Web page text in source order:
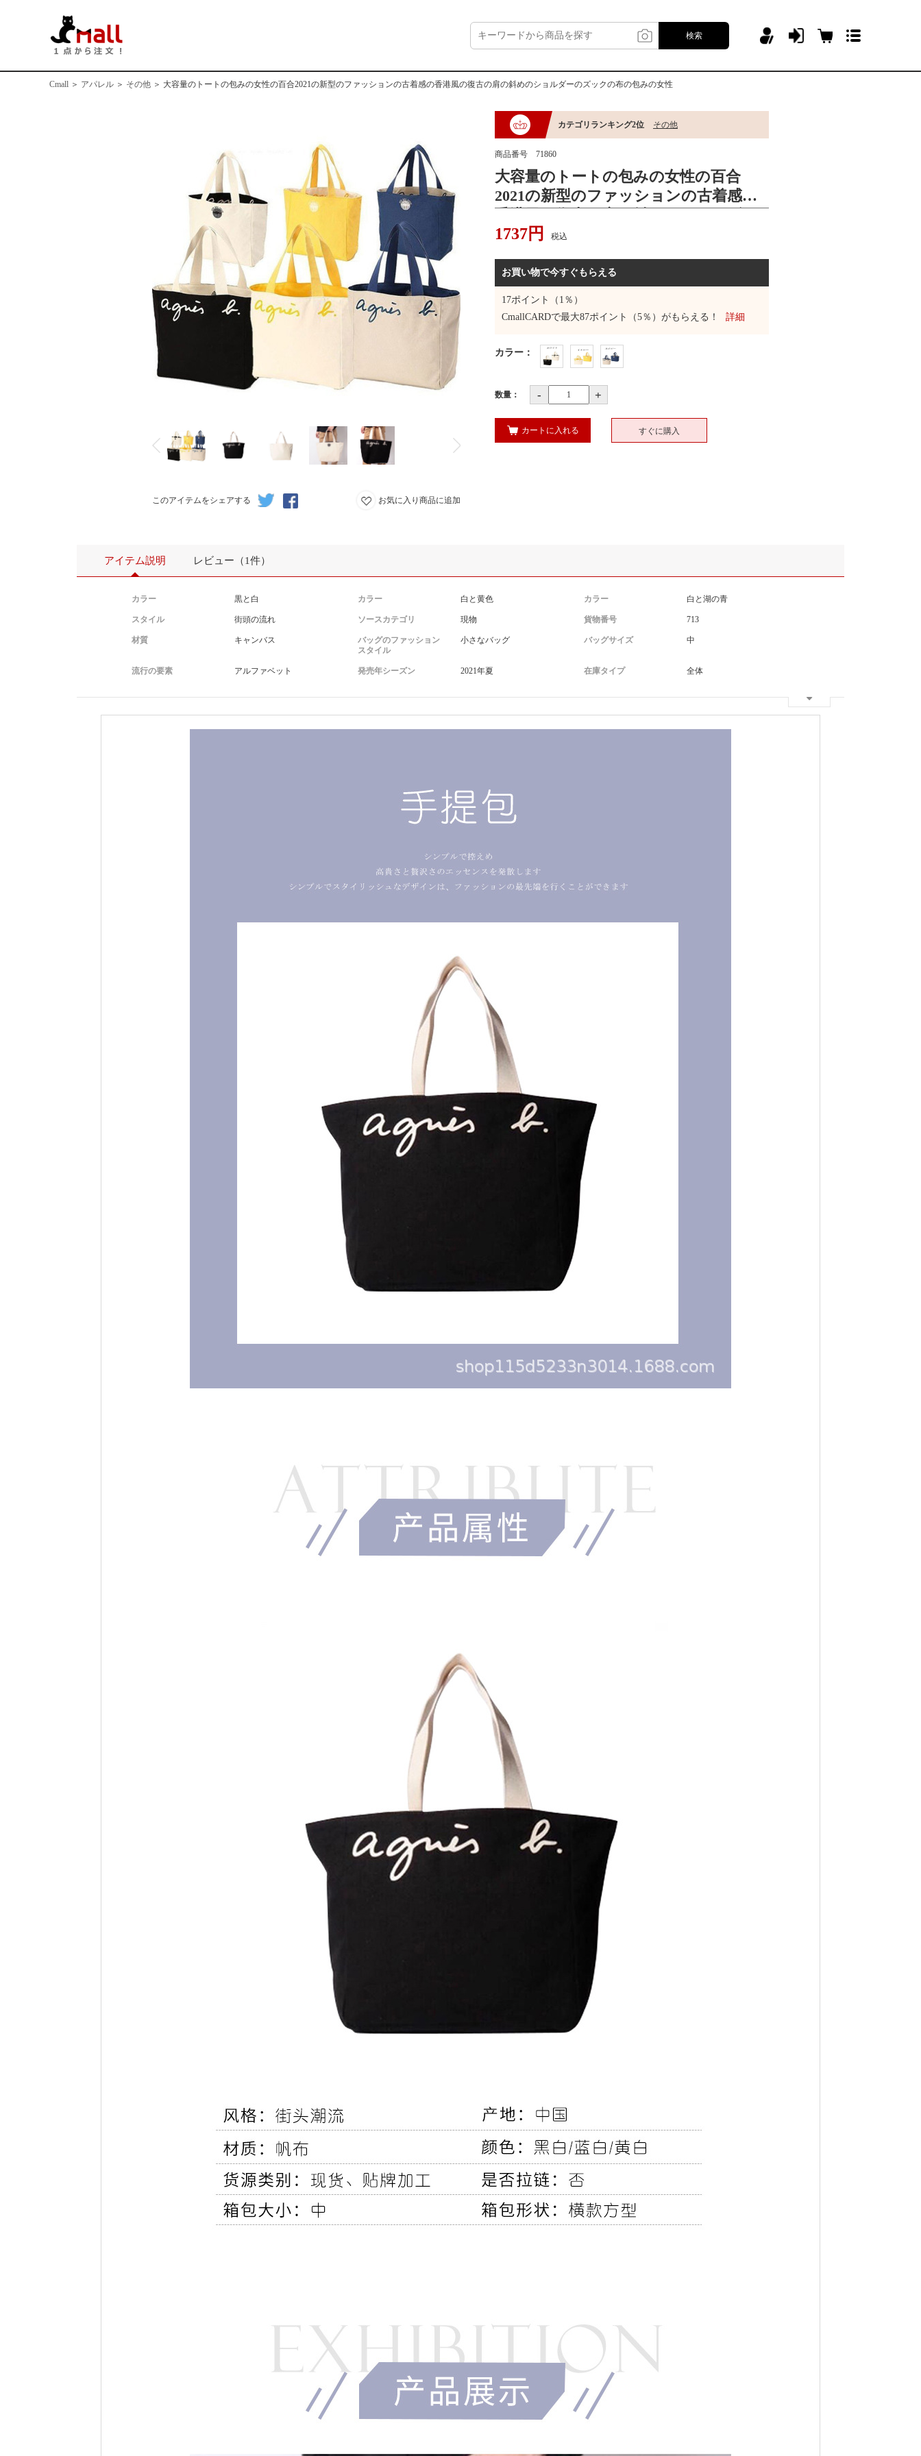
検索
Cmall ＞ アパレル ＞ その他 ＞ 大容量のトートの包みの女性の百合2021の新型のファッションの古着感の香港風の復古の肩の斜めのショルダーのズックの布の包みの女性
このアイテムをシェアする お気に入り商品に追加
カテゴリランキング2位 その他
商品番号 71860
大容量のトートの包みの女性の百合
2021の新型のファッションの古着感の
のズックの布の包みの女性
1737円 税込
お買い物で今すぐもらえる
17ポイント（1％）
CmallCARDで最大87ポイント（5％）がもらえる！ 詳細
カラー ：
数量： - +
カートに入れる すぐに購入
アイテム説明 レビュー（1件）
カラー 黒と白 カラー 白と黄色 カラー 白と湖の青
スタイル 街頭の流れ ソースカテゴリ 現物 貨物番号 713
材質 キャンバス
バッグのファッション
スタイル
小さなバッグ バッグサイズ 中
流行の要素 アルファベット 発売年シーズン 2021年夏 在庫タイプ 全体